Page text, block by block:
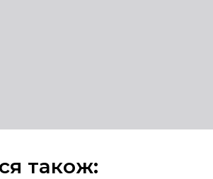
також: